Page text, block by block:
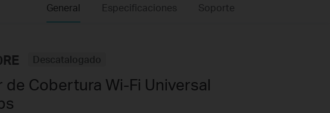
General Especificaciones Soporte
Descatalogado
de Cobertura Wi-Fi Universal